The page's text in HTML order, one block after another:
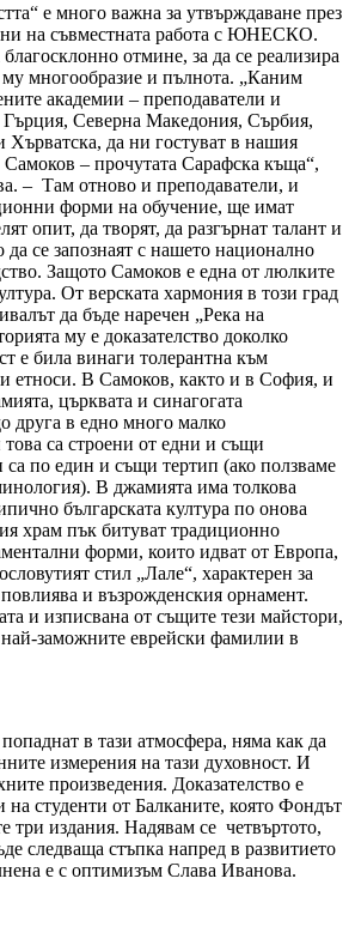
е много важна за утвърждаване през
на съвместната работа с ЮНЕСКО.
отмине, за да се реализира
му многообразие и пълнота. „Каним
академии – преподаватели и
Гърция, Северна Македония, Сърбия,
Хърватска, да ни гостуват в нашия
– прочутата Сарафска къща“,
– Там отново и преподаватели, и
форми на обучение, ще имат
опит, да творят, да разгърнат талант и
да се запознаят с нашето национално
Защото Самоков е една от люлките
От верската хармония в този град
да бъде наречен „Река на
му е доказателство доколко
е била винаги толерантна към
етноси. В Самоков, както и в София, и
църквата и синагогата
друга в едно много малко
са строени от едни и същи
са по един и същи тертип (ако ползваме
В джамията има толкова
българската култура по онова
храм пък битуват традиционно
форми, които идват от Европа,
стил „Лале“, характерен за
и възрожденския орнамент.
и изписвана от същите тези майстори,
заможните еврейски фамилии в
в тази атмосфера, няма как да
измерения на тази духовност. И
произведения. Доказателство е
на студенти от Балканите, която Фондът
три издания. Надявам се четвъртото,
следваща стъпка напред в развитието
е с оптимизъм Слава Иванова.